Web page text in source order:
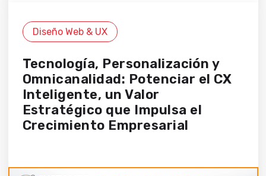
Diseño Web & UX
Tecnología, Personalización y
Omnicanalidad: Potenciar el CX
Inteligente, un Valor
Estratégico que Impulsa el
Crecimiento Empresarial